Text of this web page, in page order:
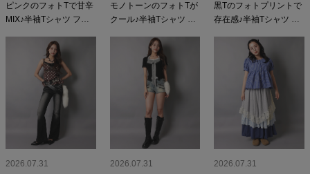
ピンクのフォトTで甘辛
MIX♪半袖Tシャツ フォ
モノトーンのフォトTが
クール♪半袖Tシャツ フ
黒Tのフォトプリントで
存在感♪半袖Tシャツ フ
2026.07.31
2026.07.31
2026.07.31